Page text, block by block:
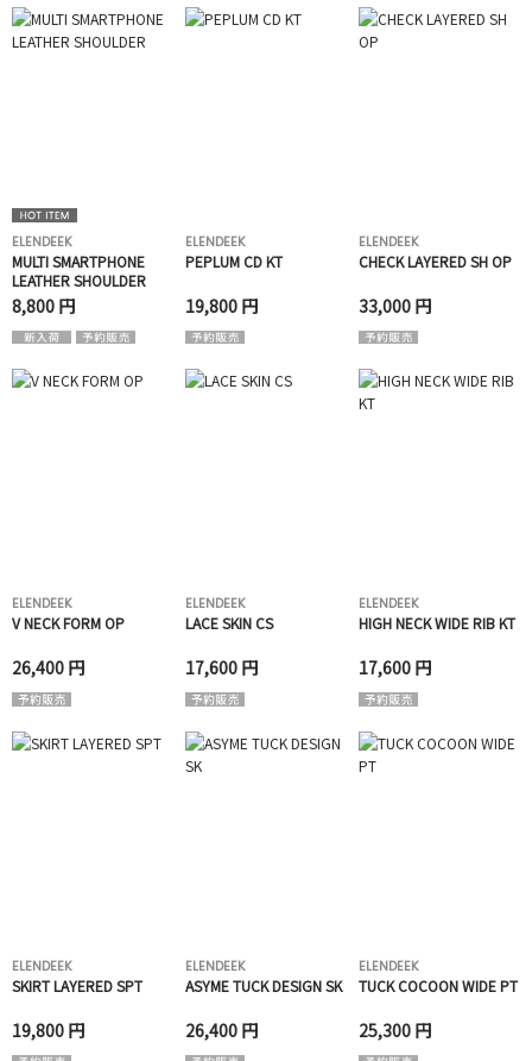
ELENDEEK
MULTI SMARTPHONE
LEATHER SHOULDER
8,800 円
ELENDEEK
PEPLUM CD KT
19,800 円
ELENDEEK
CHECK LAYERED SH OP
33,000 円
ELENDEEK
V NECK FORM OP
26,400 円
ELENDEEK
LACE SKIN CS
17,600 円
ELENDEEK
HIGH NECK WIDE RIB KT
17,600 円
ELENDEEK
SKIRT LAYERED SPT
19,800 円
ELENDEEK
ASYME TUCK DESIGN SK
26,400 円
ELENDEEK
TUCK COCOON WIDE PT
25,300 円